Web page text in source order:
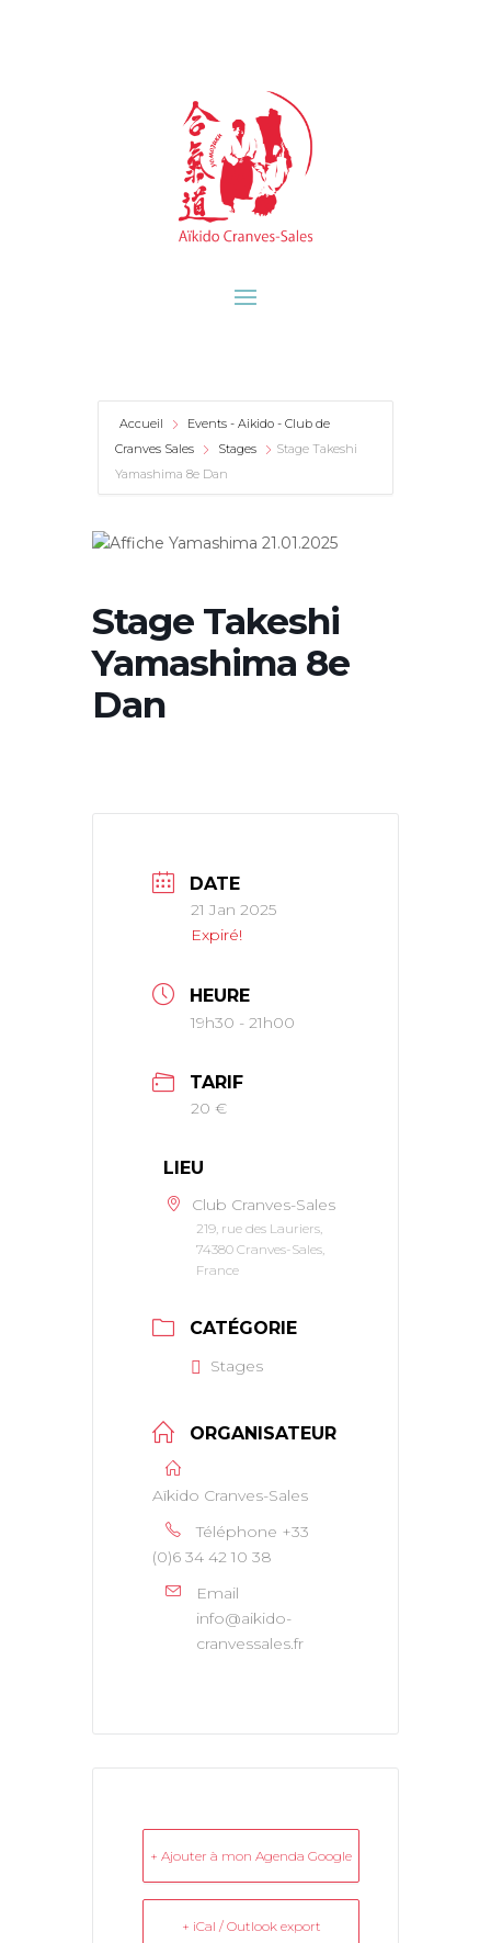
Accueil
Events - Aikido - Club de
Cranves Sales
Stages
Stage Takeshi
Yamashima 8e Dan
Stage Takeshi
Yamashima 8e
Dan
DATE
21 Jan 2025
Expiré!
HEURE
19h30 - 21h00
TARIF
20 €
LIEU
Club Cranves-Sales
219, rue des Lauriers,
74380 Cranves-Sales,
France
CATÉGORIE
Stages
ORGANISATEUR
Aïkido Cranves-Sales
Téléphone +33
(0)6 34 42 10 38
Email
info@aikido-
cranvessales.fr
+ Ajouter à mon Agenda Google
+ iCal / Outlook export